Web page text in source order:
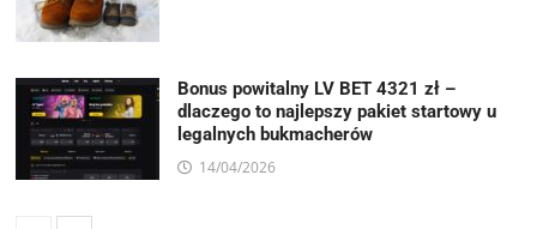
Bonus powitalny LV BET 4321 zł –
dlaczego to najlepszy pakiet startowy u
legalnych bukmacherów
14/04/2026